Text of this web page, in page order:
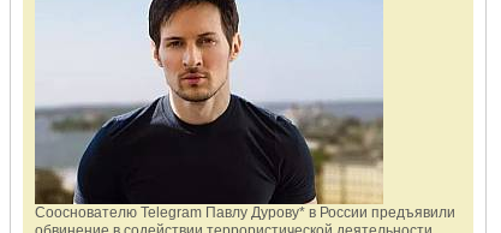
Сооснователю Telegram Павлу Дурову* в России предъявили